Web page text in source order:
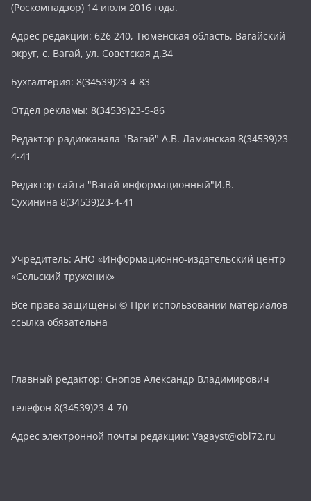
(Роскомнадзор) 14 июля 2016 года.
Адрес редакции: 626 240, Тюменская область, Вагайский
округ, с. Вагай, ул. Советская д.34
Бухгалтерия: 8(34539)23-4-83
Отдел рекламы: 8(34539)23-5-86
Редактор радиоканала "Вагай" А.В. Ламинская 8(34539)23-
4-41
Редактор сайта "Вагай информационный"И.В.
Сухинина 8(34539)23-4-41
Учредитель: АНО «Информационно-издательский центр
«Сельский труженик»
Все права защищены © При использовании материалов
ссылка обязательна
Главный редактор: Снопов Александр Владимирович
телефон 8(34539)23-4-70
Адрес электронной почты редакции: Vagayst@obl72.ru